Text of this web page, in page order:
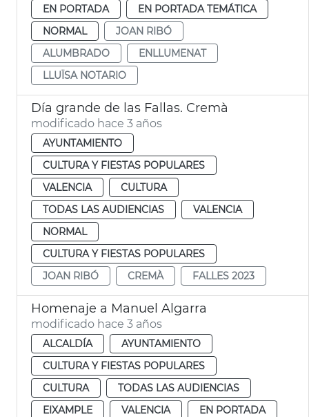
EN PORTADA
EN PORTADA TEMÁTICA
NORMAL
JOAN RIBÓ
ALUMBRADO
ENLLUMENAT
LLUÏSA NOTARIO
Día grande de las Fallas. Cremà
modificado hace 3 años
AYUNTAMIENTO
CULTURA Y FIESTAS POPULARES
VALENCIA
CULTURA
TODAS LAS AUDIENCIAS
VALENCIA
NORMAL
CULTURA Y FIESTAS POPULARES
JOAN RIBÓ
CREMÀ FALLES 2023
Homenaje a Manuel Algarra
modificado hace 3 años
ALCALDÍA
AYUNTAMIENTO
CULTURA Y FIESTAS POPULARES
CULTURA
TODAS LAS AUDIENCIAS
EIXAMPLE
VALENCIA
EN PORTADA